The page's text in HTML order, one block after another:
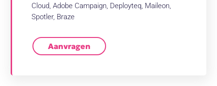
Cloud, Adobe Campaign, Deployteq, Maileon,
Spotler, Braze
Aanvragen